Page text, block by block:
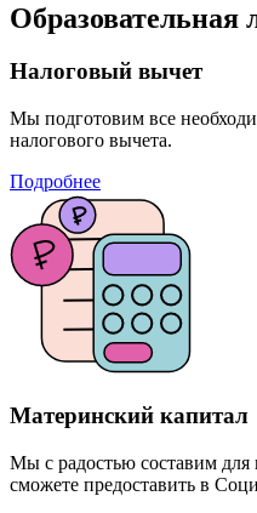
Образовательная
Налоговый вычет
Мы подготовим все
налогового вычета.
Подробнее
Материнский капитал
Мы с радостью составим для
сможете предоставить в